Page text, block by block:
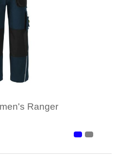
Ranger